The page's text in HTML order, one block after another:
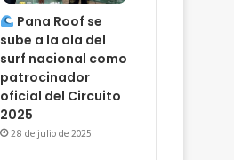
Pana Roof se
sube a la ola del
surf nacional como
patrocinador
oficial del Circuito
2025
28 de julio de 2025